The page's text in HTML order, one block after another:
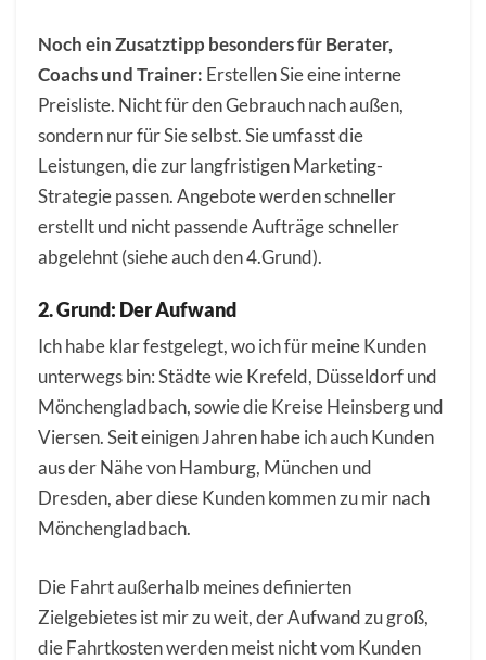
Noch ein Zusatztipp besonders für Berater,
Coachs und Trainer: Erstellen Sie eine interne
Preisliste. Nicht für den Gebrauch nach außen,
sondern nur für Sie selbst. Sie umfasst die
Leistungen, die zur langfristigen Marketing-
Strategie passen. Angebote werden schneller
erstellt und nicht passende Aufträge schneller
abgelehnt (siehe auch den 4.Grund).
2. Grund: Der Aufwand
Ich habe klar festgelegt, wo ich für meine Kunden
unterwegs bin: Städte wie Krefeld, Düsseldorf und
Mönchengladbach, sowie die Kreise Heinsberg und
Viersen. Seit einigen Jahren habe ich auch Kunden
aus der Nähe von Hamburg, München und
Dresden, aber diese Kunden kommen zu mir nach
Mönchengladbach.
Die Fahrt außerhalb meines definierten
Zielgebietes ist mir zu weit, der Aufwand zu groß,
die Fahrtkosten werden meist nicht vom Kunden